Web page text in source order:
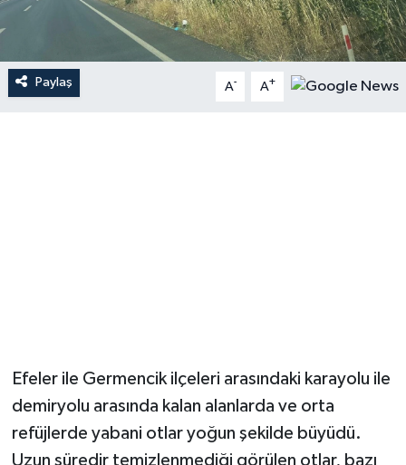
Paylaş A- A+
Efeler ile Germencik ilçeleri arasındaki karayolu ile
demiryolu arasında kalan alanlarda ve orta
refüjlerde yabani otlar yoğun şekilde büyüdü.
Uzun süredir temizlenmediği görülen otlar, bazı